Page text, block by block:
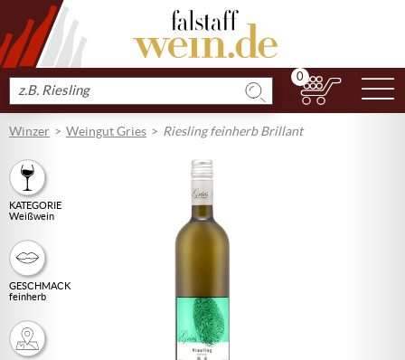
Produkt
suchen
0
Winzer Weingut Gries Riesling feinherb Brillant
KATEGORIE
Weißwein
GESCHMACK
feinherb